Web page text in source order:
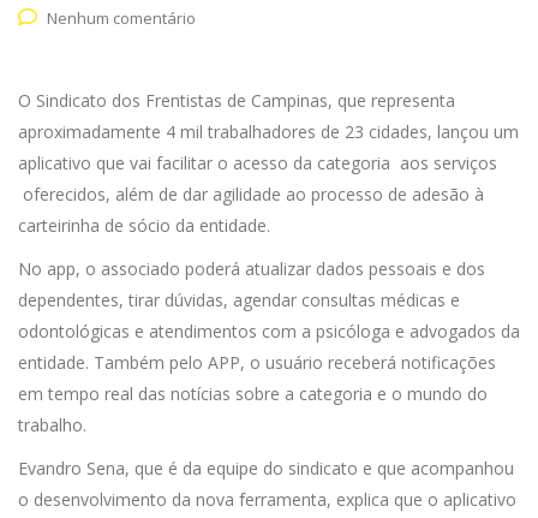
Nenhum comentário
O Sindicato dos Frentistas de Campinas, que representa
aproximadamente 4 mil trabalhadores de 23 cidades, lançou um
aplicativo que vai facilitar o acesso da categoria aos serviços
oferecidos, além de dar agilidade ao processo de adesão à
carteirinha de sócio da entidade.
No app, o associado poderá atualizar dados pessoais e dos
dependentes, tirar dúvidas, agendar consultas médicas e
odontológicas e atendimentos com a psicóloga e advogados da
entidade. Também pelo APP, o usuário receberá notificações
em tempo real das notícias sobre a categoria e o mundo do
trabalho.
Evandro Sena, que é da equipe do sindicato e que acompanhou
o desenvolvimento da nova ferramenta, explica que o aplicativo